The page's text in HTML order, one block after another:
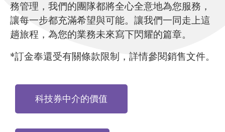
務管理，我們的團隊都將全心全意地為您服務，
讓每一步都充滿希望與可能。讓我們一同走上這
趟旅程，為您的業務未來寫下閃耀的篇章。
*訂金奉還受有關條款限制，詳情參閱銷售文件。
科技券中介的價值